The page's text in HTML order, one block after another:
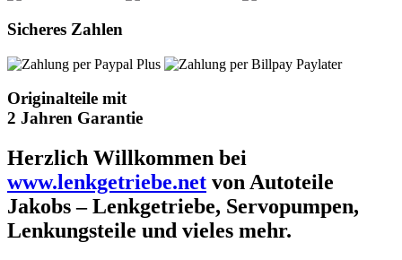
Sicheres Zahlen
Originalteile mit
2 Jahren Garantie
Herzlich Willkommen bei
www.lenkgetriebe.net von Autoteile
Jakobs – Lenkgetriebe, Servopumpen,
Lenkungsteile und vieles mehr.